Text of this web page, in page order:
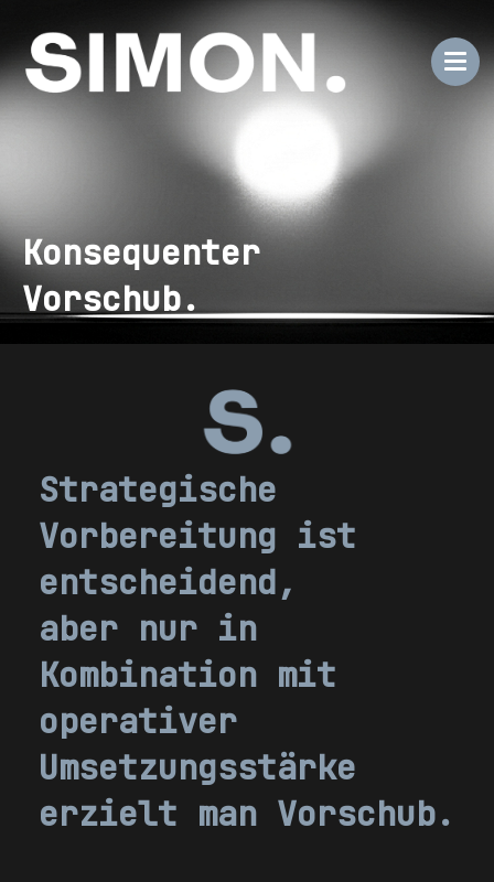
Konsequenter
Vorschub.
Strategische
Vorbereitung ist
entscheidend,
aber nur in
Kombination mit
operativer
Umsetzungsstärke
erzielt man Vorschub.